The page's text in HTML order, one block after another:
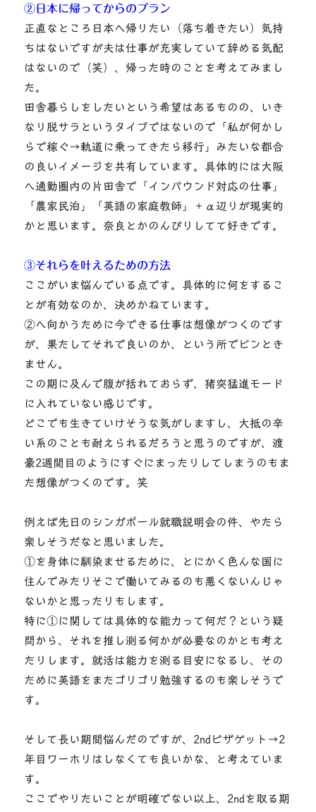
②日本に帰ってからのプラン
正直なところ日本へ帰りたい（落ち着きたい）気持
ちはないですが夫は仕事が充実していて辞める気配
はないので（笑）、帰った時のことを考えてみまし
た。
田舎暮らしをしたいという希望はあるものの、いき
なり脱サラというタイプではないので「私が何かし
らで稼ぐ→軌道に乗ってきたら移行」みたいな都合
の良いイメージを共有しています。具体的には大阪
へ通勤圏内の片田舎で「インバウンド対応の仕事」
「農家民泊」「英語の家庭教師」＋α辺りが現実的
かと思います。奈良とかのんびりしてて好きです。
③それらを叶えるための方法
ここがいま悩んでいる点です。具体的に何をするこ
とが有効なのか、決めかねています。
②へ向かうために今できる仕事は想像がつくのです
が、果たしてそれで良いのか、という所でピンとき
ません。
この期に及んで腹が括れておらず、猪突猛進モード
に入れていない感じです。
どこでも生きていけそうな気がしますし、大抵の辛
い系のことも耐えられるだろうと思うのですが、渡
豪2週間目のようにすぐにまったりしてしまうのもま
た想像がつくのです。笑
例えば先日のシンガポール就職説明会の件、やたら
楽しそうだなと思いました。
①を身体に馴染ませるために、とにかく色んな国に
住んでみたりそこで働いてみるのも悪くないんじゃ
ないかと思ったりもします。
特に①に関しては具体的な能力って何だ？という疑
問から、それを推し測る何かが必要なのかとも考え
たりします。就活は能力を測る目安になるし、その
ために英語をまたゴリゴリ勉強するのも楽しそうで
す。
そして長い期間悩んだのですが、2ndビザゲット→2
年目ワーホリはしなくても良いかな、と考えていま
す。
ここでやりたいことが明確でない以上、2ndを取る期